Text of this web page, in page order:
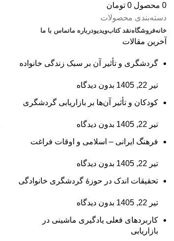
0 محصول 0 تومان
دسته‌بندی محصولات
خانهفروشگاهنقد کتابویدیودرباره‌ ماتماس با ما
آخرین مقالات
گردشگری و تأثیر آن بر سبک زندگی خانواده
تیر 22, 1405 بدون دیدگاه
کودکان و تأثیر آن‌ها بر بازاریابی گردشگری
تیر 22, 1405 بدون دیدگاه
فرهنگ ایرانی – اسلامی و اوقات فراغت
تیر 22, 1405 بدون دیدگاه
تحقیقات اندک در حوزۀ گردشگری خانوادگی
تیر 22, 1405 بدون دیدگاه
کاربردهای فعلی یادگیری ماشینی در
بازاریابی